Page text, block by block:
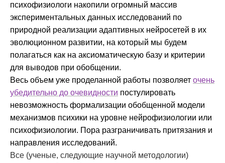
психофизиологи накопили огромный массив
экспериментальных данных исследований по
природной реализации адаптивных нейросетей в их
эволюционном развитии, на который мы будем
полагаться как на аксиоматическую базу и критерии
для выводов при обобщении.
Весь объем уже проделанной работы позволяет очень
убедительно до очевидности постулировать
невозможность формализации обобщенной модели
механизмов психики на уровне нейрофизиологии или
психофизиологии. Пора разграничивать притязания и
направления исследований.
Все (ученые, следующие научной методологии)